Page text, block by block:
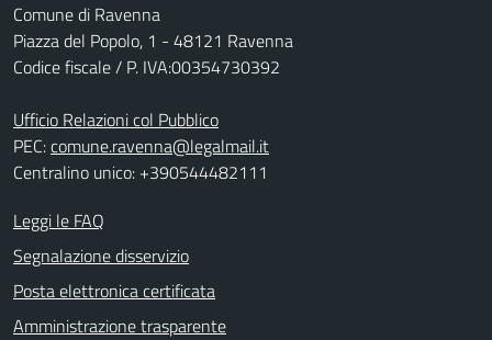
Comune di Ravenna
Piazza del Popolo, 1 - 48121 Ravenna
Codice fiscale / P. IVA:00354730392
Ufficio Relazioni col Pubblico
PEC:comune.ravenna@legalmail.it
Centralino unico: +390544482111
Leggi le FAQ
Segnalazione disservizio
Posta elettronica certificata
Amministrazione trasparente